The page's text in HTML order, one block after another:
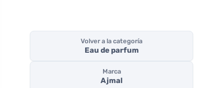
Volver a la categoría
Eau de parfum
Marca
Ajmal